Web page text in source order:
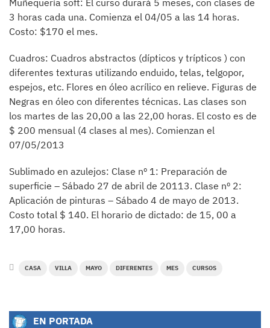
Muñequería soft: El curso durará 5 meses, con clases de
3 horas cada una. Comienza el 04/05 a las 14 horas.
Costo: $170 el mes.
Cuadros: Cuadros abstractos (dípticos y trípticos ) con
diferentes texturas utilizando enduido, telas, telgopor,
espejos, etc. Flores en óleo acrílico en relieve. Figuras de
Negras en óleo con diferentes técnicas. Las clases son
los martes de las 20,00 a las 22,00 horas. El costo es de
$ 200 mensual (4 clases al mes). Comienzan el
07/05/2013
Sublimado en azulejos: Clase nº 1: Preparación de
superficie – Sábado 27 de abril de 20113. Clase nº 2:
Aplicación de pinturas – Sábado 4 de mayo de 2013.
Costo total $ 140. El horario de dictado: de 15, 00 a
17,00 horas.
CASA VILLA MAYO DIFERENTES MES CURSOS
EN PORTADA